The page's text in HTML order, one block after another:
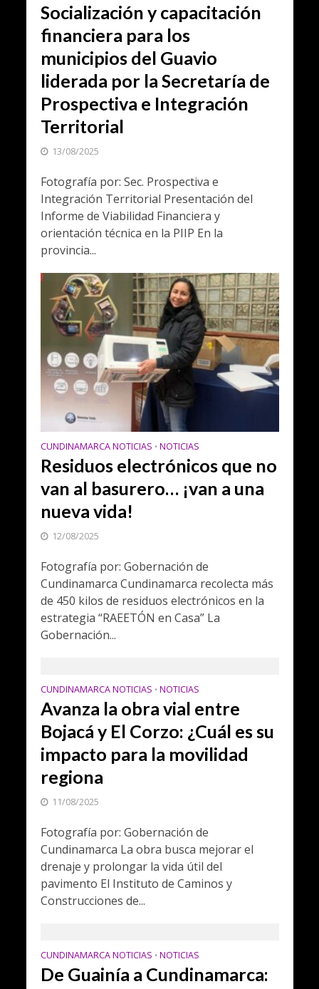
Socialización y capacitación
financiera para los
municipios del Guavio
liderada por la Secretaría de
Prospectiva e Integración
Territorial
13/08/2025
Fotografía por: Sec. Prospectiva e
Integración Territorial Presentación del
Informe de Viabilidad Financiera y
orientación técnica en la PIIP En la
provincia...
CUNDINAMARCA NOTICIAS • NOTICIAS
Residuos electrónicos que no
van al basurero… ¡van a una
nueva vida!
12/08/2025
Fotografía por: Gobernación de
Cundinamarca Cundinamarca recolecta más
de 450 kilos de residuos electrónicos en la
estrategia “RAEETÓN en Casa” La
Gobernación...
CUNDINAMARCA NOTICIAS • NOTICIAS
Avanza la obra vial entre
Bojacá y El Corzo: ¿Cuál es su
impacto para la movilidad
regiona
11/08/2025
Fotografía por: Gobernación de
Cundinamarca La obra busca mejorar el
drenaje y prolongar la vida útil del
pavimento El Instituto de Caminos y
Construcciones de...
CUNDINAMARCA NOTICIAS • NOTICIAS
De Guainía a Cundinamarca: